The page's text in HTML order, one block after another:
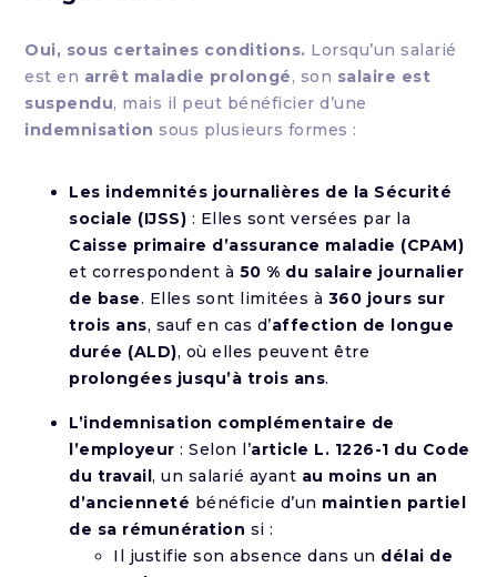
Oui, sous certaines conditions. Lorsqu’un salarié
est en arrêt maladie prolongé, son salaire est
suspendu, mais il peut bénéficier d’une
indemnisation sous plusieurs formes :
Les indemnités journalières de la Sécurité
sociale (IJSS) : Elles sont versées par la
Caisse primaire d’assurance maladie (CPAM)
et correspondent à 50 % du salaire journalier
de base. Elles sont limitées à 360 jours sur
trois ans, sauf en cas d’affection de longue
durée (ALD), où elles peuvent être
prolongées jusqu’à trois ans.
L’indemnisation complémentaire de
l’employeur : Selon l’article L. 1226-1 du Code
du travail, un salarié ayant au moins un an
d’ancienneté bénéficie d’un maintien partiel
de sa rémunération si :
Il justifie son absence dans un délai de